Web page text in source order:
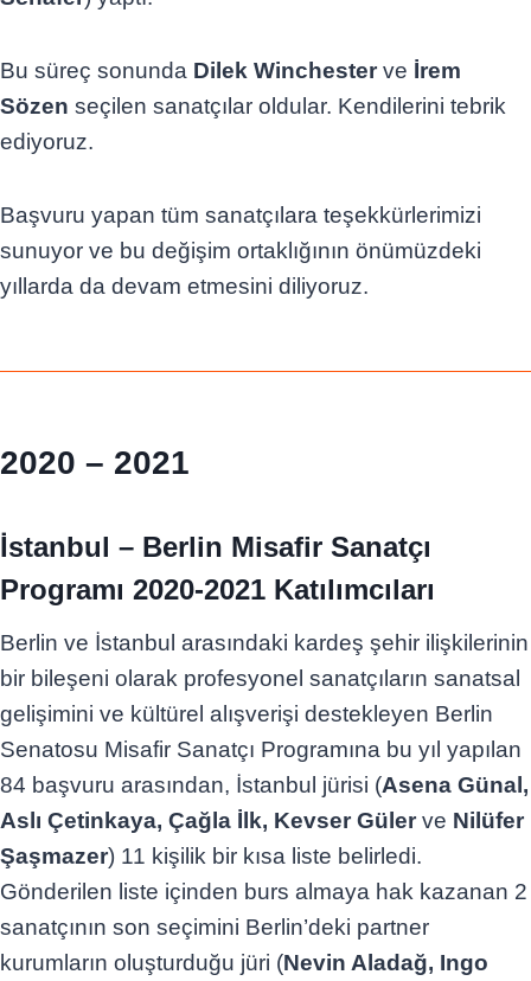
Bu süreç sonunda Dilek Winchester ve İrem
Sözen seçilen sanatçılar oldular. Kendilerini tebrik
ediyoruz.
Başvuru yapan tüm sanatçılara teşekkürlerimizi
sunuyor ve bu değişim ortaklığının önümüzdeki
yıllarda da devam etmesini diliyoruz.
2020 – 2021
İstanbul – Berlin Misafir Sanatçı
Programı 2020-2021 Katılımcıları
Berlin ve İstanbul arasındaki kardeş şehir ilişkilerinin
bir bileşeni olarak profesyonel sanatçıların sanatsal
gelişimini ve kültürel alışverişi destekleyen Berlin
Senatosu Misafir Sanatçı Programına bu yıl yapılan
84 başvuru arasından, İstanbul jürisi (Asena Günal,
Aslı Çetinkaya, Çağla İlk, Kevser Güler ve Nilüfer
Şaşmazer) 11 kişilik bir kısa liste belirledi.
Gönderilen liste içinden burs almaya hak kazanan 2
sanatçının son seçimini Berlin’deki partner
kurumların oluşturduğu jüri (Nevin Aladağ, Ingo